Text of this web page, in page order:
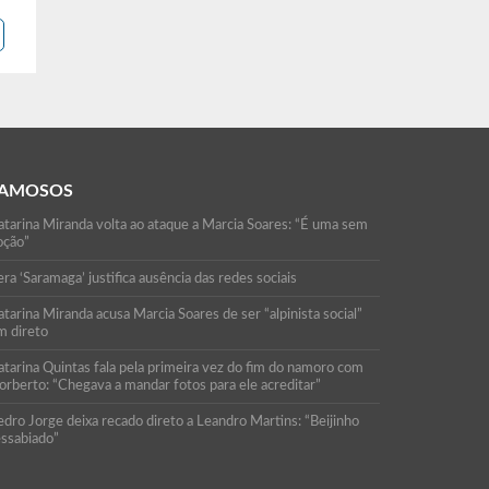
Miranda volta ao ataque a Marcia Soares: “É uma sem
‘Saramaga’ justifica ausência das redes sociais
Miranda acusa Marcia Soares de ser “alpinista social”
direto
Quintas fala pela primeira vez do fim do namoro com
“Chegava a mandar fotos para ele acreditar”
Jorge deixa recado direto a Leandro Martins: “Beijinho